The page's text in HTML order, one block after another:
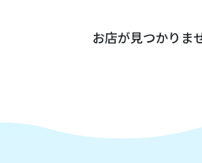
お店が見つかりま